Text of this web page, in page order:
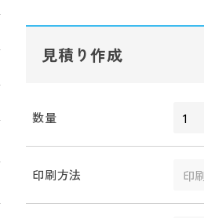
見積り作成
数量
印刷方法